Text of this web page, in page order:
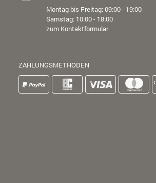
Montag bis Freitag: 09:00 - 19:00
Samstag: 10:00 - 18:00
zum Kontaktformular
ZAHLUNGSMETHODEN